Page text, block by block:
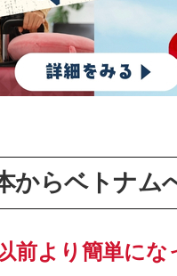
からベトナム
前より簡単にな